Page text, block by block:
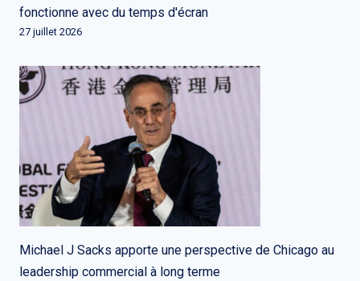
fonctionne avec du temps d'écran
27 juillet 2026
Michael J Sacks apporte une perspective de Chicago au
leadership commercial à long terme